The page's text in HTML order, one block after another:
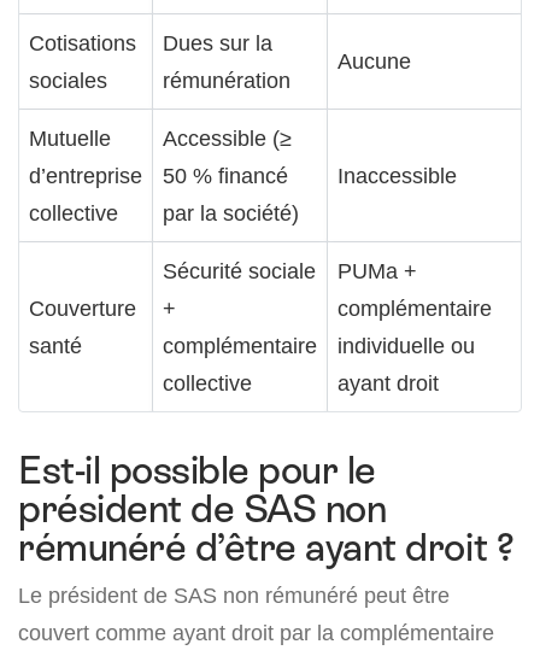
Cotisations
sociales
Dues sur la
rémunération
Aucune
Mutuelle
d’entreprise
collective
Accessible (≥
50 % financé
par la société)
Inaccessible
Couverture
santé
Sécurité sociale
+
complémentaire
collective
PUMa +
complémentaire
individuelle ou
ayant droit
Est-il possible pour le
président de SAS non
rémunéré d’être ayant droit ?
Le président de SAS non rémunéré peut être
couvert comme ayant droit par la complémentaire